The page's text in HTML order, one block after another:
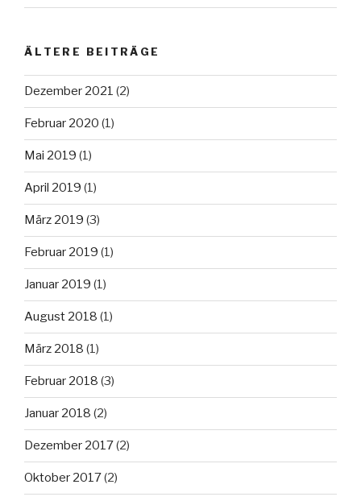
ÄLTERE BEITRÄGE
Dezember 2021 (2)
Februar 2020 (1)
Mai 2019 (1)
April 2019 (1)
März 2019 (3)
Februar 2019 (1)
Januar 2019 (1)
August 2018 (1)
März 2018 (1)
Februar 2018 (3)
Januar 2018 (2)
Dezember 2017(2)
Oktober 2017(2)